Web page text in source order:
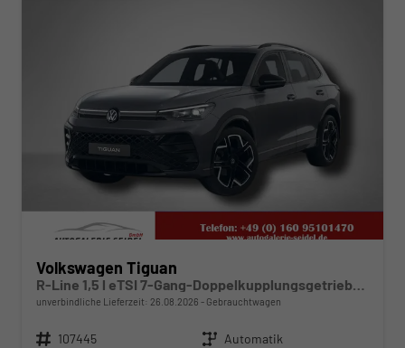
Volkswagen Tiguan
R-Line 1,5 l eTSI 7-Gang-Doppelkupplungsgetriebe DSG
unverbindliche Lieferzeit: 26.08.2026 Gebrauchtwagen
Fahrzeugnr. 107445 Getriebe Automatik